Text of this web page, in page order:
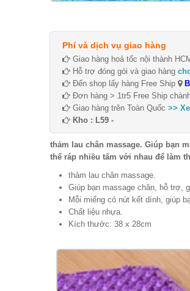
Phí và dịch vụ giao hàng
Giao hàng hoả tốc nội thành
Hỗ trợ đóng gói và giao hàng
Đến shop lấy hàng Free Ship
Đơn hàng > 1tr5 Free Ship
Giao hàng trên Toàn Quốc >>
Kho : L59 -
thảm lau chân massage. Giúp bạn
thể ráp nhiều tấm với nhau để làm
thảm lau chân massage.
Giúp bạn massage chân, hỗ trợ,
Mỗi miếng có nút kết dính, giúp
Chất liệu nhựa.
Kích thước: 38 x 28cm